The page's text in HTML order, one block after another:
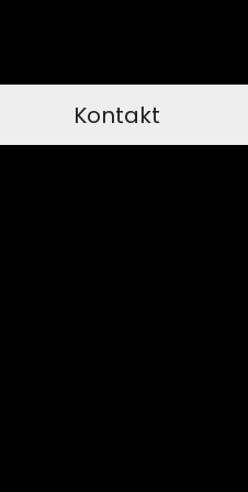
Kontakt